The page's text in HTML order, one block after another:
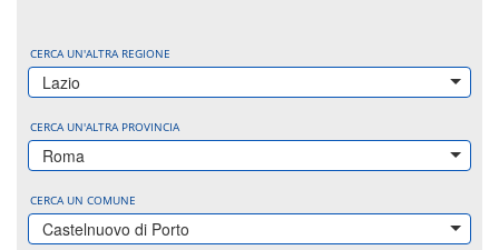
CERCA UN'ALTRA REGIONE
Lazio
CERCA UN'ALTRA PROVINCIA
Roma
CERCA UN COMUNE
Castelnuovo di Porto